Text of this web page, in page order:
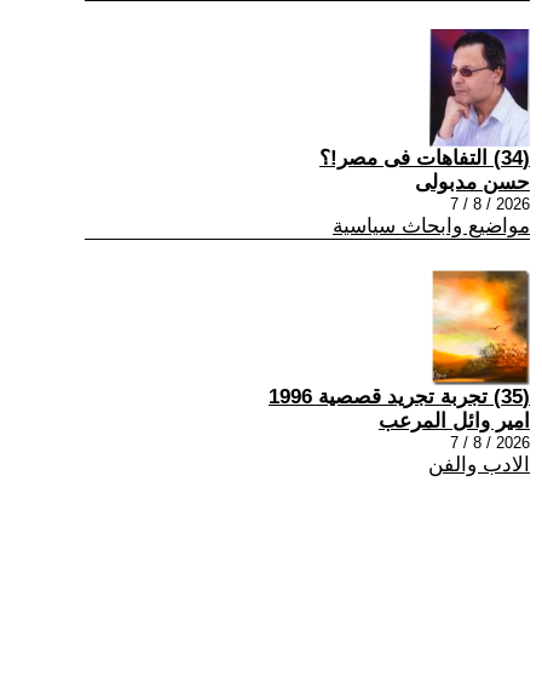
(34) التفاهات فى مصر!؟
حسن مدبولى
2026 / 8 / 7
مواضيع وابحاث سياسية
(35) تجربة تجريد قصصية 1996
امير وائل المرعب
2026 / 8 / 7
الادب والفن